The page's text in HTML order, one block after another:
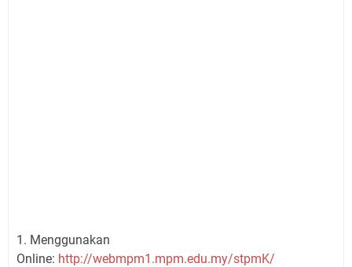
1. Menggunakan
Online: http://webmpm1.mpm.edu.my/stpmK/